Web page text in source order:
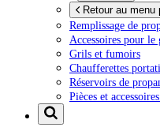
Retour au menu
Remplissage de
Accessoires pour le
Grils et fumoirs
Chaufferettes
Réservoirs de
Pièces et